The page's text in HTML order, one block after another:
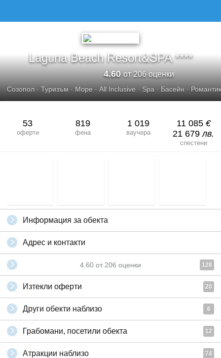
Laguna Beach Resort&SPA ****
4.60от 206 оценки
Созопол· Туризъм · Море ·All Inclusive · Spa · Басейн ·
53
оферти
819
фена
1 019
ваучера
11 085 €
21 679лв.
спестени
Информация за обекта
Адрес и контакти
4.60 от 206 оценки 128
Изтекли оферти 20
Други обекти наблизо 6
Грабомани, посетили обекта 12
Атракции наблизо 74